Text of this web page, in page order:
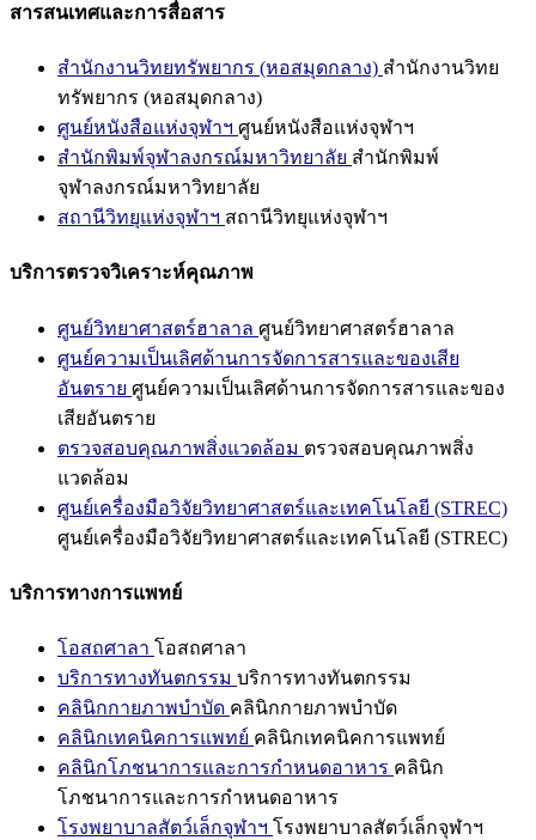
สารสนเทศและการสื่อสาร
สำนักงานวิทยทรัพยากร (หอสมุดกลาง) สำนักงานวิทย
ทรัพยากร (หอสมุดกลาง)
ศูนย์หนังสือแห่งจุฬาฯ ศูนย์หนังสือแห่งจุฬาฯ
สำนักพิมพ์จุฬาลงกรณ์มหาวิทยาลัย สำนักพิมพ์
จุฬาลงกรณ์มหาวิทยาลัย
สถานีวิทยุแห่งจุฬาฯ สถานีวิทยุแห่งจุฬาฯ
บริการตรวจวิเคราะห์คุณภาพ
ศูนย์วิทยาศาสตร์ฮาลาล ศูนย์วิทยาศาสตร์ฮาลาล
ศูนย์ความเป็นเลิศด้านการจัดการสารและของเสีย
อันตราย ศูนย์ความเป็นเลิศด้านการจัดการสารและของ
เสียอันตราย
ตรวจสอบคุณภาพสิ่งแวดล้อม ตรวจสอบคุณภาพสิ่ง
แวดล้อม
ศูนย์เครื่องมือวิจัยวิทยาศาสตร์และเทคโนโลยี (STREC)
ศูนย์เครื่องมือวิจัยวิทยาศาสตร์และเทคโนโลยี (STREC)
บริการทางการแพทย์
โอสถศาลา โอสถศาลา
บริการทางทันตกรรม บริการทางทันตกรรม
คลินิกกายภาพบำบัด คลินิกกายภาพบำบัด
คลินิกเทคนิคการแพทย์ คลินิกเทคนิคการแพทย์
คลินิกโภชนาการและการกำหนดอาหาร คลินิก
โภชนาการและการกำหนดอาหาร
โรงพยาบาลสัตว์เล็กจุฬาฯ โรงพยาบาลสัตว์เล็กจุฬาฯ